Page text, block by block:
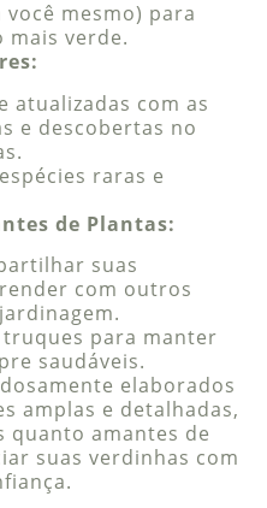
você mesmo) para
mais verde.
atualizadas com as
e descobertas no
raras e
de Plantas:
suas
com outros
truques para manter
saudáveis.
elaborados
amplas e detalhadas,
amantes de
suas verdinhas com